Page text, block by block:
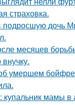
страховка.
дочь
месяцев
умершем
купальник мамы в